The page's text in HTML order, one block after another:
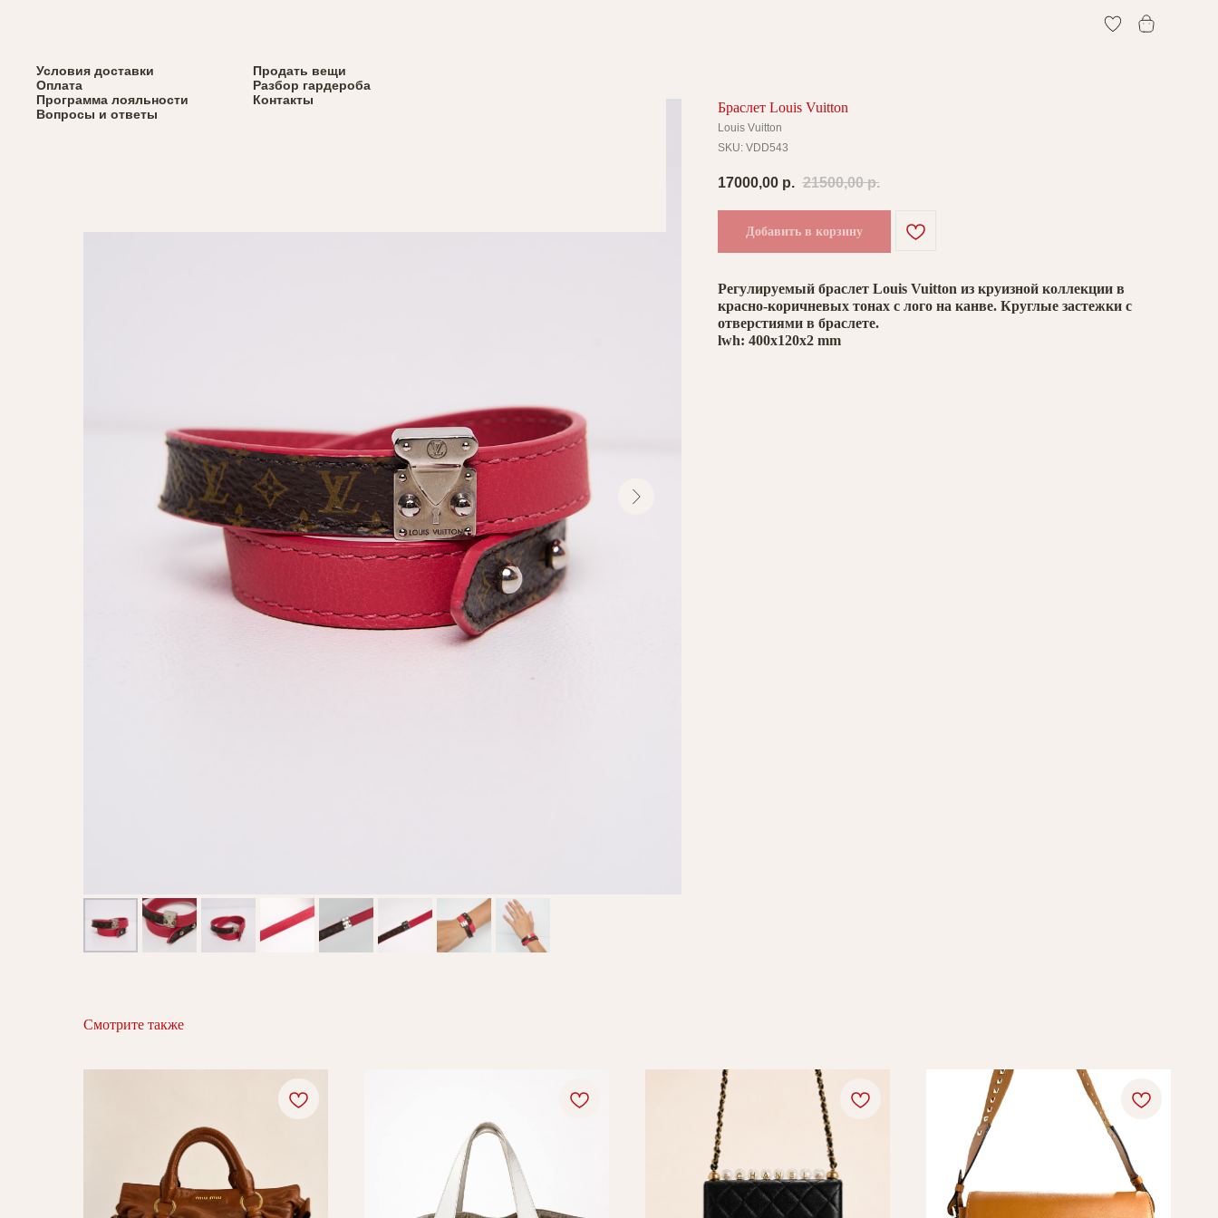
Весь каталог
Верхняя одежда
Сумки
Обувь
Аксессуары
Продать вещи
Разбор гардероба
Контакты
Условия доставки
Оплата
Программа лояльности
Вопросы и ответы
Браслет Louis Vuitton
Louis Vuitton
SKU: VDD543
17000,00 р. 21500,00 р.
Добавить в корзину
Регулируемый браслет Louis Vuitton из круизной коллекции в
красно-коричневых тонах с лого на канве. Круглые застежки с
отверстиями в браслете.
lwh: 400x120x2 mm
Смотрите также